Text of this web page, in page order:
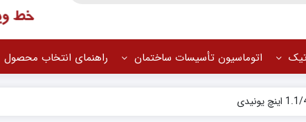
اتوماسیون تأسیسات ساختمان راهنمای انتخاب محصول